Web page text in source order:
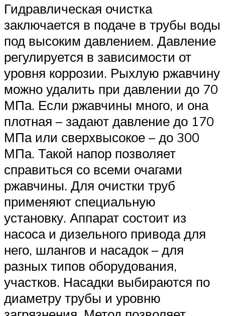
Гидравлическая очистка
заключается в подаче в трубы воды
под высоким давлением. Давление
регулируется в зависимости от
уровня коррозии. Рыхлую ржавчину
можно удалить при давлении до 70
МПа. Если ржавчины много, и она
плотная – задают давление до 170
МПа или сверхвысокое – до 300
МПа. Такой напор позволяет
справиться со всеми очагами
ржавчины. Для очистки труб
применяют специальную
установку. Аппарат состоит из
насоса и дизельного привода для
него, шлангов и насадок – для
разных типов оборудования,
участков. Насадки выбираются по
диаметру трубы и уровню